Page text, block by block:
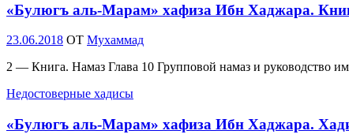
«Булюгъ аль-Марам» хафиза Ибн Хаджара.
Опубликовано
23.06.2018 OT Мухаммад
2 — Книга. Намаз Глава 10 Групповой намаз и
Недостоверные хадисы
«Булюгъ аль-Марам» хафиза Ибн Хаджара.